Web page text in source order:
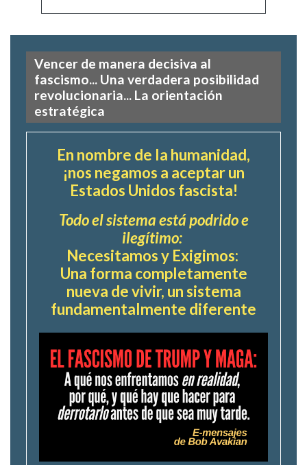
Vencer de manera decisiva al
fascismo... Una verdadera posibilidad
revolucionaria... La orientación
estratégica
En nombre de la humanidad,
¡nos negamos a aceptar un
Estados Unidos fascista!
Todo el sistema está podrido e
ilegítimo:
Necesitamos y Exigimos:
Una forma completamente
nueva de vivir, un sistema
fundamentalmente diferente